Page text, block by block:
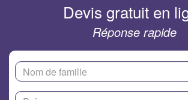
Devis gratuit en
Réponse rapide